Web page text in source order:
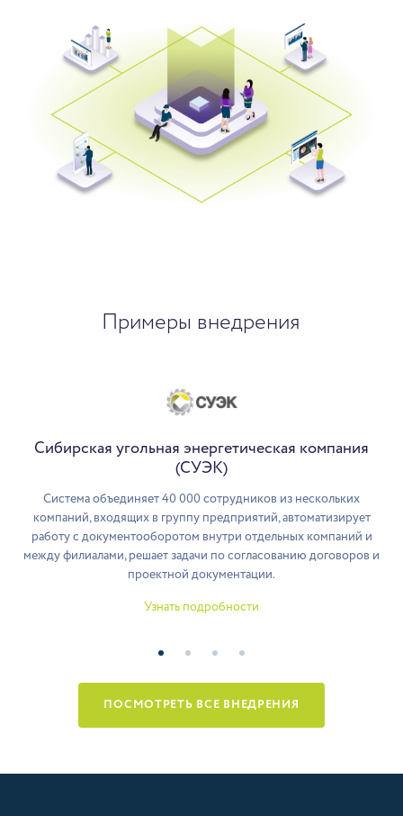
Примеры внедрения
Сибирская угольная энергетическая компания
(СУЭК)
Система объединяет 40 000 сотрудников из нескольких
компаний, входящих в группу предприятий, автоматизирует
работу с документооборотом внутри отдельных компаний и
между филиалами, решает задачи по согласованию договоров и
проектной документации.
Узнать подробности
ПОСМОТРЕТЬ ВСЕ ВНЕДРЕНИЯ